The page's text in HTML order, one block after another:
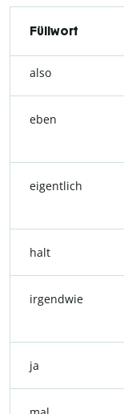
Füllwort
also
eben
eigentlich
halt
irgendwie
ja